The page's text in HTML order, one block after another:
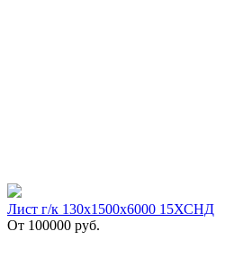
Лист г/к 130х1500х6000 15ХСНД
От 100000 руб.